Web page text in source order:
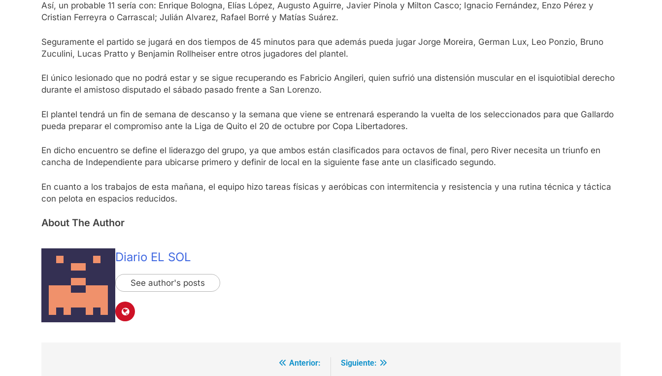
Así, un probable 11 sería con: Enrique Bologna, Elías López, Augusto Aguirre, Javier Pinola y Milton Casco; Ignacio Fernández, Enzo Pérez y
Cristian Ferreyra o Carrascal; Julián Alvarez, Rafael Borré y Matías Suárez.
Seguramente el partido se jugará en dos tiempos de 45 minutos para que además pueda jugar Jorge Moreira, German Lux, Leo Ponzio, Bruno
Zuculini, Lucas Pratto y Benjamin Rollheiser entre otros jugadores del plantel.
El único lesionado que no podrá estar y se sigue recuperando es Fabricio Angileri, quien sufrió una distensión muscular en el isquiotibial derecho
durante el amistoso disputado el sábado pasado frente a San Lorenzo.
El plantel tendrá un fin de semana de descanso y la semana que viene se entrenará esperando la vuelta de los seleccionados para que Gallardo
pueda preparar el compromiso ante la Liga de Quito el 20 de octubre por Copa Libertadores.
En dicho encuentro se define el liderazgo del grupo, ya que ambos están clasificados para octavos de final, pero River necesita un triunfo en
cancha de Independiente para ubicarse primero y definir de local en la siguiente fase ante un clasificado segundo.
En cuanto a los trabajos de esta mañana, el equipo hizo tareas físicas y aeróbicas con intermitencia y resistencia y una rutina técnica y táctica
con pelota en espacios reducidos.
About The Author
Diario EL SOL
See author's posts
Anterior:
Siguiente: